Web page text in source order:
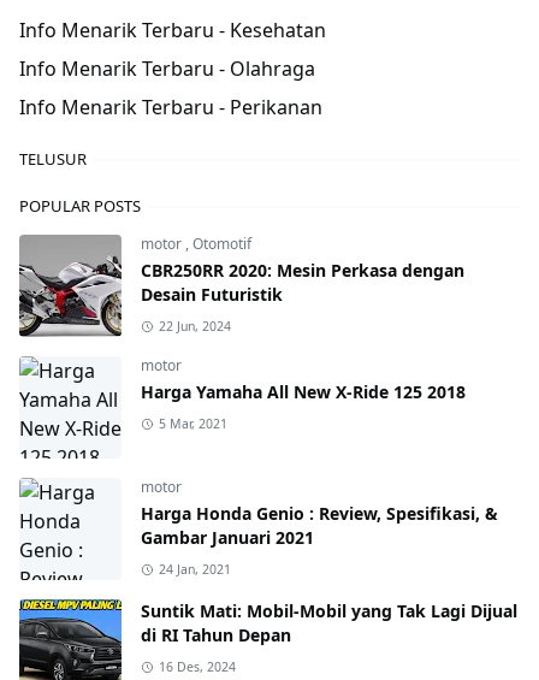
Info Menarik Terbaru - Kesehatan
Info Menarik Terbaru - Olahraga
Info Menarik Terbaru - Perikanan
TELUSUR
POPULAR POSTS
motor ,Otomotif
CBR250RR 2020: Mesin Perkasa dengan
Desain Futuristik
22 Jun, 2024
motor
Harga Yamaha All New X-Ride 125 2018
5 Mar, 2021
motor
Harga Honda Genio : Review, Spesifikasi, &
Gambar Januari 2021
24 Jan, 2021
Suntik Mati: Mobil-Mobil yang Tak Lagi Dijual
di RI Tahun Depan
16 Des, 2024